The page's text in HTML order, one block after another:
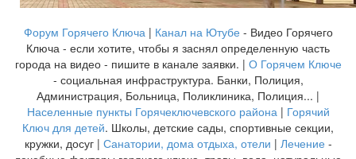
Форум Горячего Ключа | Канал на Ютубе - Видео Горячего
Ключа - если хотите, чтобы я заснял определенную часть
города на видео - пишите в канале заявки. | О Горячем Ключе
- социальная инфраструктура. Банки, Полиция,
Администрация, Больница, Поликлиника, Полиция... |
Населенные пункты Горячеключевского района | Горячий
Ключ для детей. Школы, детские сады, спортивные секции,
кружки, досуг | Санатории, дома отдыха, отели | Лечение -